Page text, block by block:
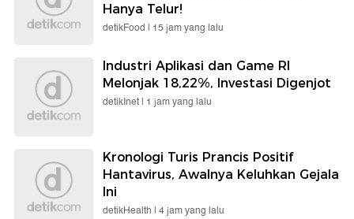
Hanya Telur!
detikFood | 15 jam yang lalu
Industri Aplikasi dan Game RI
Melonjak 18,22%, Investasi Digenjot
detikInet | 1 jam yang lalu
Kronologi Turis Prancis Positif
Hantavirus, Awalnya Keluhkan Gejala
Ini
detikHealth | 4 jam yang lalu